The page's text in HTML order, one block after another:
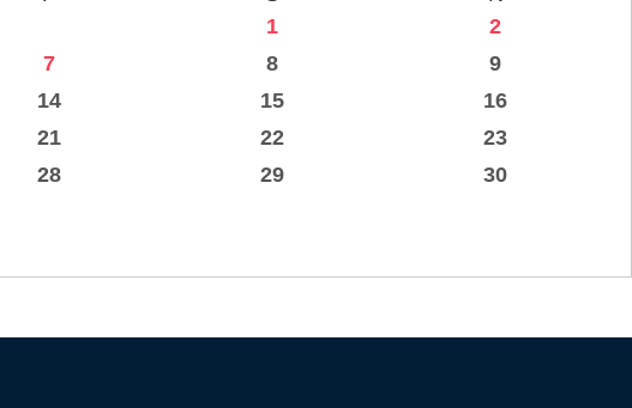
1
2
7 8
9
14 15
16
21 22
23
28 29
30